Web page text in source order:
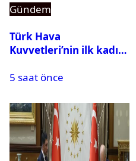
Gündem
Türk Hava
Kuvvetleri’nin ilk kadın
Karapınar hakkında
ortaya çıktı
5 saat önce